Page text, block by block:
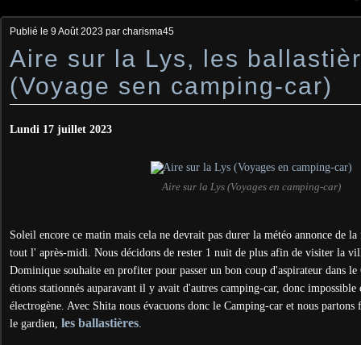
Publié le 9 Août 2023 par charisma45
Aire sur la Lys, les
(Voyage sen camping-car)
Lundi 17 juillet 2023
Aire sur la Lys (Voyages en camping-car)
Soleil encore ce matin mais cela ne devrait pas durer la météo annonce de
tout l' après-midi. Nous décidons de rester 1 nuit de plus afin de visiter la
Dominique souhaite en profiter pour passer un bon coup d'aspirateur dans
étions stationnés auparavant il y avait d'autres camping-car, donc
électrogène. Avec Shita nous évacuons donc le Camping-car et nous
le gardien, les ballastières.